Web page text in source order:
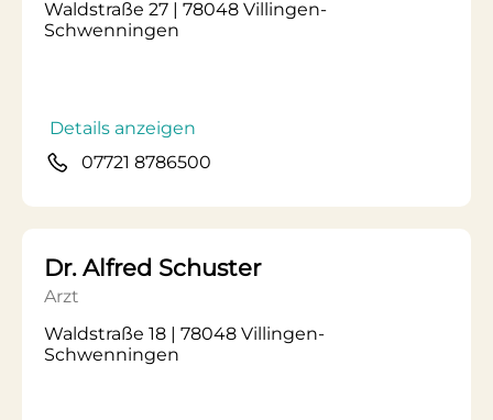
Waldstraße 27 | 78048 Villingen-
Schwenningen
Details anzeigen
07721 8786500
Dr. Alfred Schuster
Arzt
Waldstraße 18 | 78048 Villingen-
Schwenningen